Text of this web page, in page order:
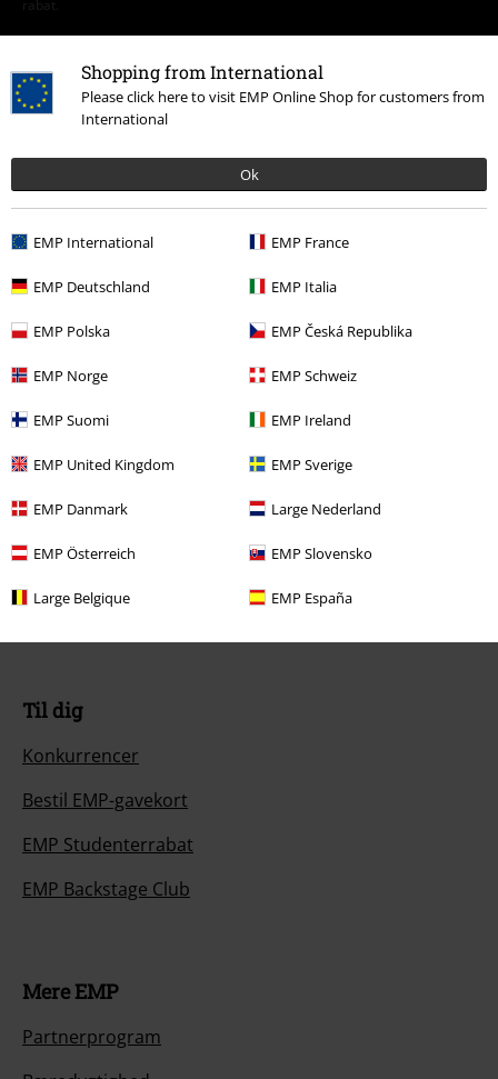
Shopping from International
Please click here to visit EMP Online Shop for customers from
International
Ok
EMP International EMP France
EMP Deutschland EMP Italia
EMP Polska EMP Česká Republika
EMP Norge EMP Schweiz
EMP Suomi EMP Ireland
EMP United Kingdom EMP Sverige
EMP Danmark Large Nederland
EMP Österreich EMP Slovensko
Large Belgique EMP España
rabat.
Vores kundeservice er klar til at hjælpe
Man-tors: 9-16, Fre: 9-14.Mere information
Start chat
Kundeservice
Hjælp
Returpolitik
Returnér en vare
Generel størrelsesguide
Afslut mit Backstage Club medlemskab
Betalingsmuligheder
Til dig
Konkurrencer
Bestil EMP-gavekort
EMP Studenterrabat
EMP Backstage Club
Mere EMP
Partnerprogram